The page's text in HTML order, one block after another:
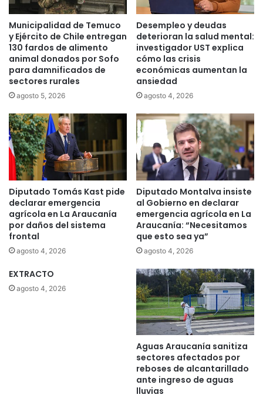
Municipalidad de Temuco
y Ejército de Chile entregan
130 fardos de alimento
animal donados por Sofo
para damnificados de
sectores rurales
agosto 5, 2026
Desempleo y deudas
deterioran la salud mental:
investigador UST explica
cómo las crisis
económicas aumentan la
ansiedad
agosto 4, 2026
Diputado Tomás Kast pide
declarar emergencia
agrícola en La Araucanía
por daños del sistema
frontal
agosto 4, 2026
Diputado Montalva insiste
al Gobierno en declarar
emergencia agrícola en La
Araucanía: “Necesitamos
que esto sea ya”
agosto 4, 2026
EXTRACTO
agosto 4, 2026
Aguas Araucanía sanitiza
sectores afectados por
reboses de alcantarillado
ante ingreso de aguas
lluvias